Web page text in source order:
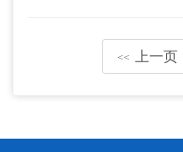
<< 上一页